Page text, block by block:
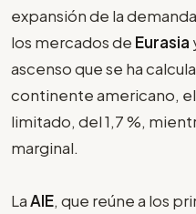
expansión de la
los mercados de Eurasia
ascenso que se ha
continente americano,
limitado, del 1,7 %,
marginal.
LaAIE, que reúne a los